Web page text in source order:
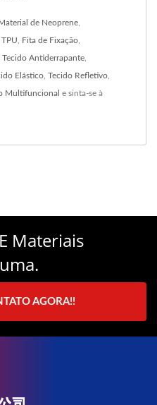
Material de Neoprene
Fita de Fixação
Tecido Antiderrapante
Elástico Tecido Refletivo
Multifuncional e sinta-se à
Materiais
AGORA!!